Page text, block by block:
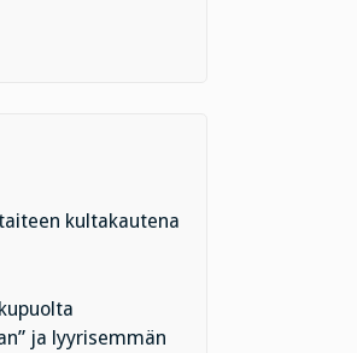
kultakautena
ja lyyrisemmän